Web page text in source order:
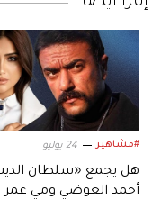
#مشاهير 24 يوليو
هل يجمع «سلطان
أحمد العوضي ومي عمر